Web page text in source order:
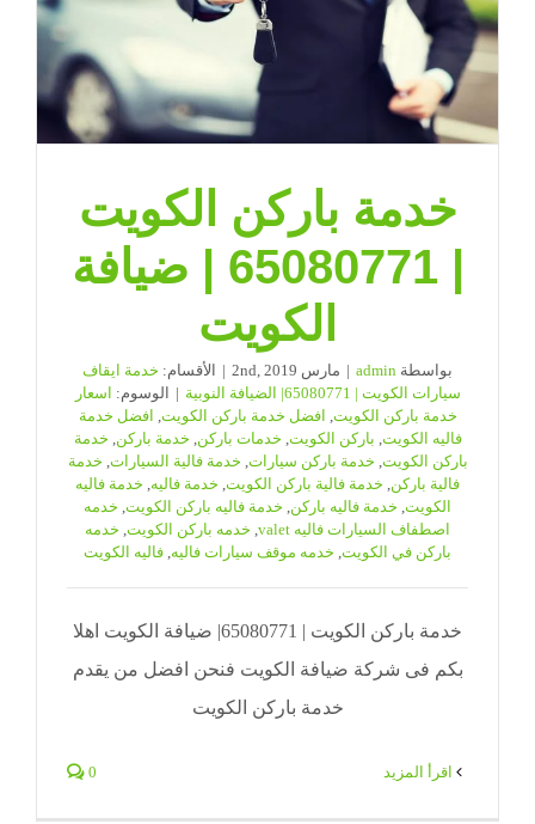
خدمة باركن الكويت
| 65080771 | ضيافة
الكويت
بواسطة admin
| مارس 2nd, 2019 | الأقسام: خدمة ايقاف
سيارات الكويت | 65080771| الضيافة النوبية
| الوسوم: اسعار
خدمة باركن الكويت افضل خدمة باركن الكويت افضل خدمة
فاليه الكويت باركن الكويت خدمات باركن خدمة باركن خدمة
باركن الكويت خدمة باركن سيارات خدمة فالية السيارات خدمة
فالية باركن خدمة فالية باركن الكويت خدمة فاليه خدمة فاليه
الكويت خدمة فاليه باركن خدمة فاليه باركن الكويت خدمه
اصطفاف السيارات فاليه valet
خدمه باركن الكويت خدمه
باركن في الكويت خدمه موقف سيارات فاليه فاليه الكويت
خدمة باركن الكويت | 65080771| ضيافة الكويت اهلا
بكم فى شركة ضيافة الكويت فنحن افضل من يقدم
خدمة باركن الكويت
0